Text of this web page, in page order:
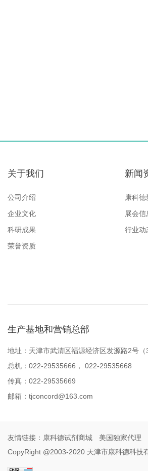
关于我们
公司介绍
企业文化
科研成果
荣誉资质
新闻
康科德
展会信
行业动
生产基地和营销总部
地址：天津市武清区福源经济区发源路2号（
总机：022-29535666， 022-29535668
传真：022-29535669
邮箱： tjconcord@163.com
友情链接： 康科德试剂商城
美国独家代理
CopyRight @2003-2020 天津市康科德科技